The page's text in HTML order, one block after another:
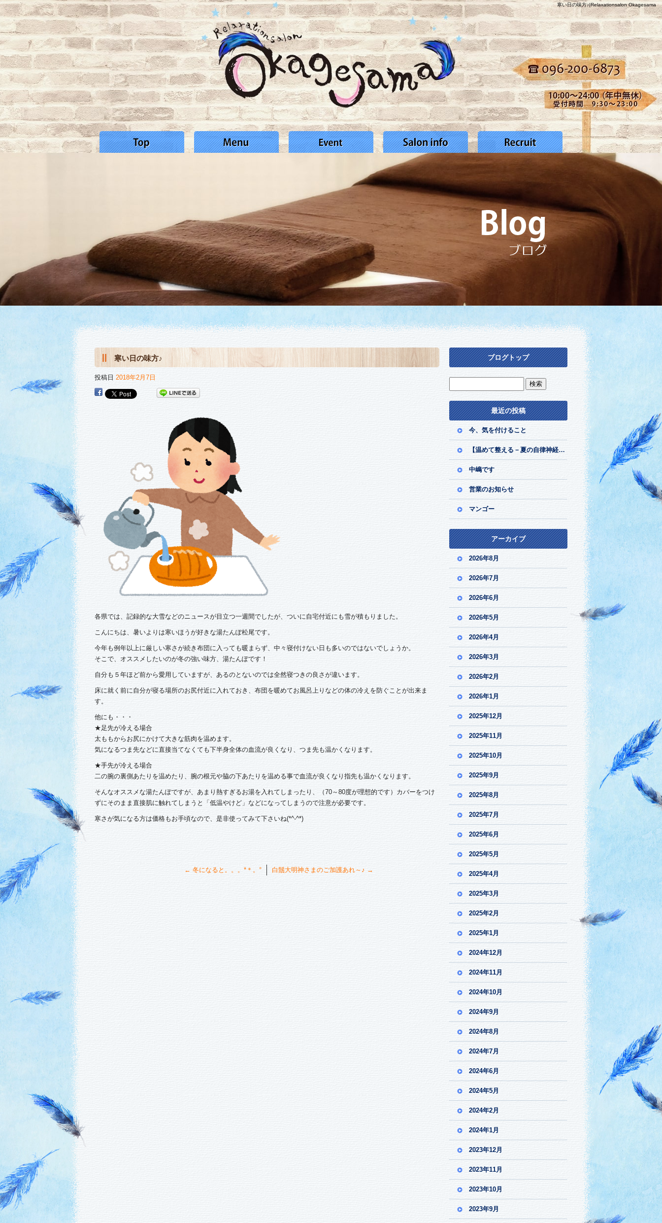
寒い日の味方♪|Relaxationsalon Okagesama
寒い日の味方♪
投稿日 2018年2月7日
各県では、記録的な大雪などのニュースが目立つ一週間でしたが、ついに自宅付近にも雪が積もりました。
こんにちは、暑いよりは寒いほうが好きな湯たんぽ松尾です。
今年も例年以上に厳しい寒さが続き布団に入っても暖まらず、中々寝付けない日も多いのではないでしょうか。
そこで、オススメしたいのが冬の強い味方、湯たんぽです！
自分も５年ほど前から愛用していますが、あるのとないのでは全然寝つきの良さが違います。
床に就く前に自分が寝る場所のお尻付近に入れておき、布団を暖めてお風呂上りなどの体の冷えを防ぐことが出来ま
す。
他にも・・・
★足先が冷える場合
太ももからお尻にかけて大きな筋肉を温めます。
気になるつま先などに直接当てなくても下半身全体の血流が良くなり、つま先も温かくなります。
★手先が冷える場合
二の腕の裏側あたりを温めたり、腕の根元や脇の下あたりを温める事で血流が良くなり指先も温かくなります。
そんなオススメな湯たんぽですが、あまり熱すぎるお湯を入れてしまったり、（70～80度が理想的です）カバーをつけ
ずにそのまま直接肌に触れてしまうと「低温やけど」などになってしまうので注意が必要です。
寒さが気になる方は価格もお手頃なので、是非使ってみて下さいね(*^-^*)
← 冬になると。。。*＊。° 白鬚大明神さまのご加護あれ～♪ →
ブログトップ
最近の投稿
今、気を付けること
【温めて整える－夏の自律神経ケア】
中嶋です
営業のお知らせ
マンゴー
アーカイブ
2026年8月
2026年7月
2026年6月
2026年5月
2026年4月
2026年3月
2026年2月
2026年1月
2025年12月
2025年11月
2025年10月
2025年9月
2025年8月
2025年7月
2025年6月
2025年5月
2025年4月
2025年3月
2025年2月
2025年1月
2024年12月
2024年11月
2024年10月
2024年9月
2024年8月
2024年7月
2024年6月
2024年5月
2024年2月
2024年1月
2023年12月
2023年11月
2023年10月
2023年9月